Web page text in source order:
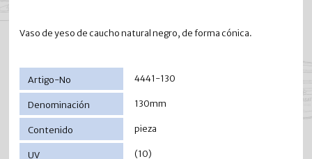
Vaso de yeso de caucho natural negro, de forma cónica.
4441-130
130mm
pieza
(10)